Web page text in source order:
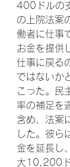
400ドルの
の上院法案
働者に仕事
お金を提供
仕事に戻る
ではないか
こった。民
率の補足を
含め、法案
した。彼ら
金を延長し
大10,200ド